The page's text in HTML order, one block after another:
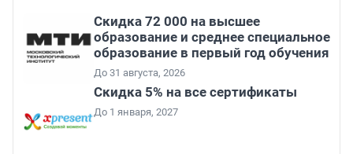
Скидка 72 000 на высшее
образование и среднее специальное
образование в первый год обучения
До 31 августа, 2026
Скидка 5% на все сертификаты
До 1 января, 2027